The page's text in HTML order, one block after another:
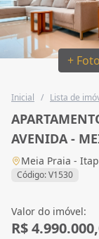
+
Inicial / Lista de
AVENIDA -
Meia Praia -
Código: V1530
Valor do imóvel:
R$